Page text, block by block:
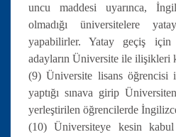
uncu maddesi uyarınca,
olmadığı üniversitelere
yapabilirler. Yatay geçiş için
adayların Üniversite ile ilişikleri
(9) Üniversite lisans öğrencisi
yaptığı sınava girip
yerleştirilen öğrencilerde
(10) Üniversiteye kesin